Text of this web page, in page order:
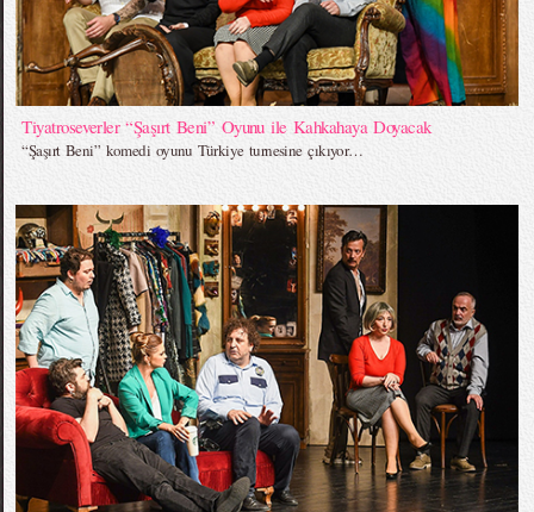
Tiyatroseverler “Şaşırt Beni” Oyunu ile Kahkahaya Doyacak
“Şaşırt Beni” komedi oyunu Türkiye turnesine çıkıyor…